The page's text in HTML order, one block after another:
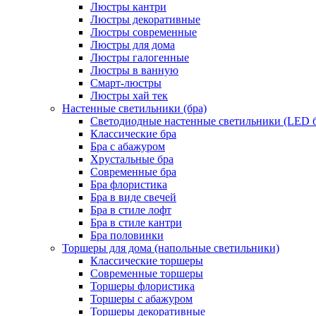
Люстры кантри
Люстры декоративные
Люстры современные
Люстры для дома
Люстры галогенные
Люстры в ванную
Смарт-люстры
Люстры хай тек
Настенные светильники (бра)
Светодиодные настенные светильники (LED
Классические бра
Бра с абажуром
Хрустальные бра
Современные бра
Бра флористика
Бра в виде свечей
Бра в стиле лофт
Бра в стиле кантри
Бра половинки
Торшеры для дома (напольные светильники)
Классические торшеры
Современные торшеры
Торшеры флористика
Торшеры с абажуром
Торшеры декоративные